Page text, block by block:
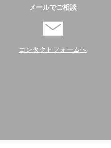
メールでご相談
コンタクトフォームへ